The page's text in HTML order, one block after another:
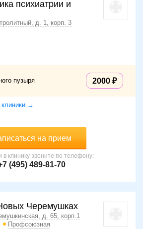
психиатрии и
д. 1, корп. 3
пузыря 2000
клиники →
на прием
в клинику звоните по телефону:
(495) 489-81-70
Черемушках
д. 65, корп.1
Профсоюзная